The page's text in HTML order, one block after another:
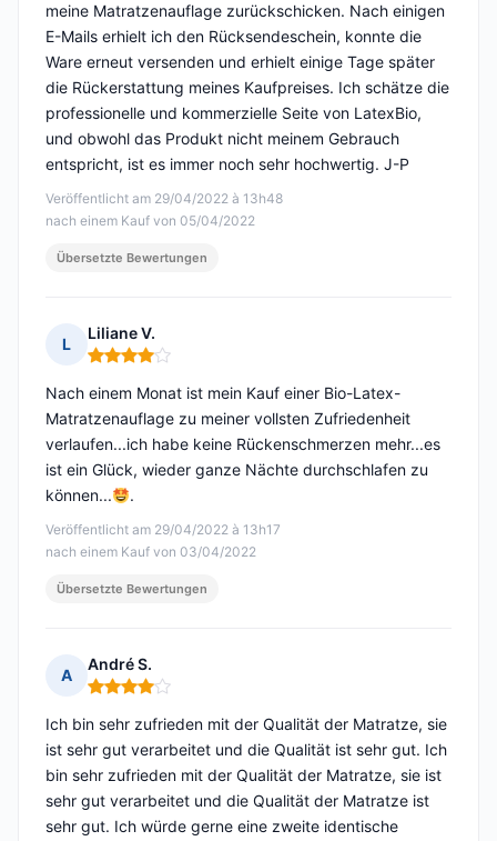
Veröffentlicht am 29/04/2022 à 13h48
nach einem Kauf von 05/04/2022
meine Matratzenauflage zurückschicken. Nach einigen
E-Mails erhielt ich den Rücksendeschein, konnte die
Ware erneut versenden und erhielt einige Tage später
die Rückerstattung meines Kaufpreises. Ich schätze die
professionelle und kommerzielle Seite von LatexBio,
und obwohl das Produkt nicht meinem Gebrauch
entspricht, ist es immer noch sehr hochwertig. J-P
Übersetzte Bewertungen
L
Liliane V.
Hinweis: 4 von 5
Veröffentlicht am 29/04/2022 à 13h17
nach einem Kauf von 03/04/2022
Nach einem Monat ist mein Kauf einer Bio-Latex-
Matratzenauflage zu meiner vollsten Zufriedenheit
verlaufen...ich habe keine Rückenschmerzen mehr...es
ist ein Glück, wieder ganze Nächte durchschlafen zu
können...
.
Übersetzte Bewertungen
A
André S.
Hinweis: 4 von 5
Ich bin sehr zufrieden mit der Qualität der Matratze, sie
ist sehr gut verarbeitet und die Qualität ist sehr gut. Ich
bin sehr zufrieden mit der Qualität der Matratze, sie ist
sehr gut verarbeitet und die Qualität der Matratze ist
sehr gut. Ich würde gerne eine zweite identische